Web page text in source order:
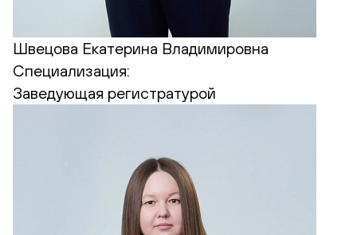
Швецова Екатерина Владимировна
Специализация:
Заведующая регистратурой